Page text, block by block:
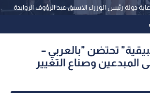
دولة رئيس الوزراء الاسبق عبد الرؤوف الروابدة
تحتضن "بالعربي –
المبدعين وصناع التغيير